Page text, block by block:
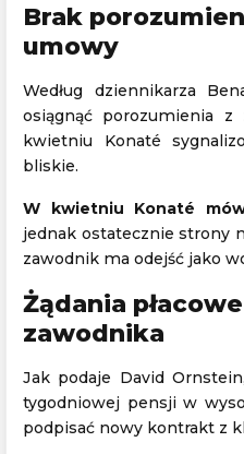
Brak
umowy
Według dziennikarza
osiągnąć porozumienia
kwietniu Konaté
bliskie.
W kwietniu Konaté
jednak ostatecznie strony
zawodnik ma odejść jako
Żądania
zawodnika
Jak podaje David
tygodniowej pensji w
podpisać nowy kontrakt z